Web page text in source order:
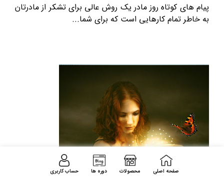
پیام های کوتاه روز مادر یک روش عالی برای تشکر از مادرتان
به خاطر تمام کارهایی است که برای شما...
صفحه اصلی محصولات دوره ها حساب کاربری